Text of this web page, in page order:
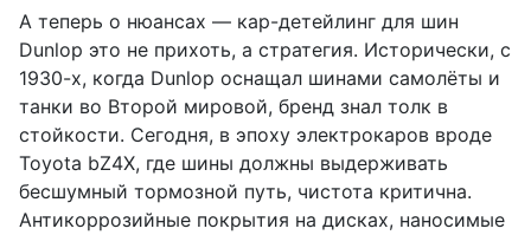
А теперь о нюансах — кар-детейлинг для шин
Dunlop это не прихоть, а стратегия. Исторически, с
1930-х, когда Dunlop оснащал шинами самолёты и
танки во Второй мировой, бренд знал толк в
стойкости. Сегодня, в эпоху электрокаров вроде
Toyota bZ4X, где шины должны выдерживать
бесшумный тормозной путь, чистота критична.
Антикоррозийные покрытия на дисках, наносимые